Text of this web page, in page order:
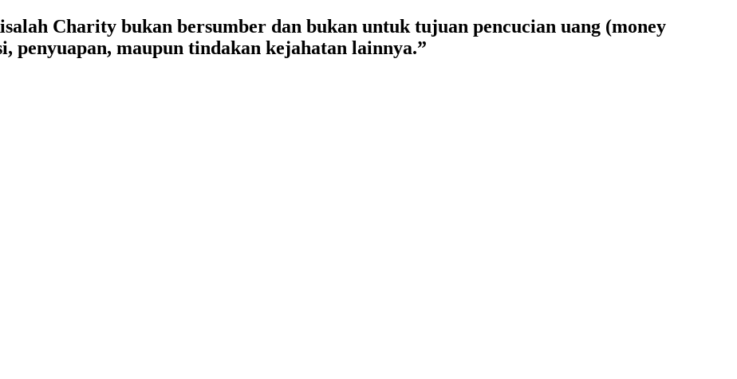
Charity bukan bersumber dan bukan untuk tujuan pencucian uang (money
maupun tindakan kejahatan lainnya.”